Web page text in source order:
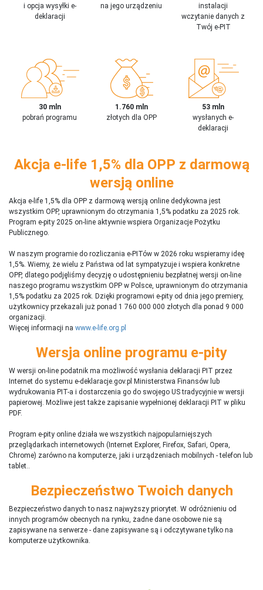
i opcja wysyłki e-
deklaracji
na jego urządzeniu
instalacji
wczytanie danych z
Twój e-PIT
30 mln
pobrań programu
1.760 mln
złotych dla OPP
53 mln
wysłanych e-
deklaracji
Akcja e-life 1,5% dla OPP z darmową
wersją online
Akcja e-life 1,5% dla OPP z darmową wersją online dedykowna jest
wszystkim OPP, uprawnionym do otrzymania 1,5% podatku za 2025 rok.
Program e-pity 2025 on-line aktywnie wspiera Organizacje Pożytku
Publicznego.
W naszym programie do rozliczania e-PITów w 2026 roku wspieramy ideę
1,5%. Wiemy, że wielu z Państwa od lat sympatyzuje i wspiera konkretne
OPP, dlatego podjęliśmy decyzję o udostępnieniu bezpłatnej wersji on-line
naszego programu wszystkim OPP w Polsce, uprawnionym do otrzymania
1,5% podatku za 2025 rok. Dzięki programowi e-pity od dnia jego premiery,
użytkownicy przekazali już ponad 1 760 000 000 złotych dla ponad 9 000
organizacji.
Więcej informacji na www.e-life.org.pl
Wersja online programu e-pity
W wersji on-line podatnik ma możliwość wysłania deklaracji PIT przez
Internet do systemu e-deklaracje.gov.pl Ministerstwa Finansów lub
wydrukowania PIT-a i dostarczenia go do swojego US tradycyjnie w wersji
papierowej. Możliwe jest także zapisanie wypełnionej deklaracji PIT w pliku
PDF.
Program e-pity online działa we wszystkich najpopularniejszych
przeglądarkach internetowych (Internet Explorer, Firefox, Safari, Opera,
Chrome) zarówno na komputerze, jaki i urządzeniach mobilnych - telefon lub
tablet..
Bezpieczeństwo Twoich danych
Bezpieczeństwo danych to nasz najwyższy priorytet. W odróżnieniu od
innych programów obecnych na rynku, żadne dane osobowe nie są
zapisywane na serwerze - dane zapisywane są i odczytywane tylko na
komputerze użytkownika.